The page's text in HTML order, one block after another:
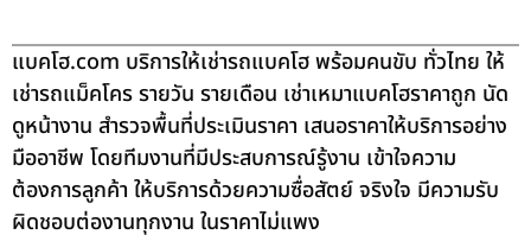
แบคโฮ.com บริการให้เช่ารถแบคโฮ พร้อมคนขับ ทั่วไทย ให้
เช่ารถแม็คโคร รายวัน รายเดือน เช่าเหมาแบคโฮราคาถูก นัด
ดูหน้างาน สำรวจพื้นที่ประเมินราคา เสนอราคาให้บริการอย่าง
มืออาชีพ โดยทีมงานที่มีประสบการณ์รู้งาน เข้าใจความ
ต้องการลูกค้า ให้บริการด้วยความซื่อสัตย์ จริงใจ มีความรับ
ผิดชอบต่องานทุกงาน ในราคาไม่แพง